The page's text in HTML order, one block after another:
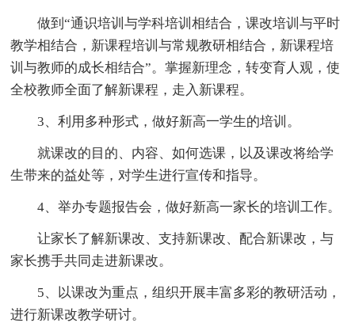
做到“通识培训与学科培训相结合，课改培训与平时
教学相结合，新课程培训与常规教研相结合，新课程培
训与教师的成长相结合”。掌握新理念，转变育人观，使
全校教师全面了解新课程，走入新课程。
3、利用多种形式，做好新高一学生的培训。
就课改的目的、内容、如何选课，以及课改将给学
生带来的益处等，对学生进行宣传和指导。
4、举办专题报告会，做好新高一家长的培训工作。
让家长了解新课改、支持新课改、配合新课改，与
家长携手共同走进新课改。
5、以课改为重点，组织开展丰富多彩的教研活动，
进行新课改教学研讨。